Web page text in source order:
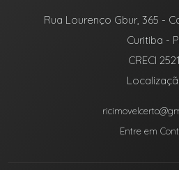
Rua Lourenço Gbur, 365 -
Curitiba -
CRECI
Entre em